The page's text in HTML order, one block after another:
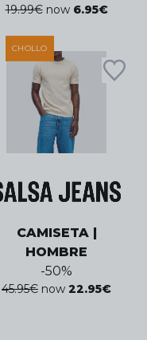
19.99€ now 6.95€
CHOLLO
CAMISETA |
HOMBRE
-50%
45.95€ now 22.95€